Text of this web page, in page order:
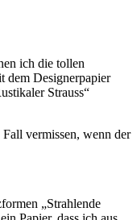
ich die tollen
dem Designerpapier
Strauss“
vermissen, wenn der
„Strahlende